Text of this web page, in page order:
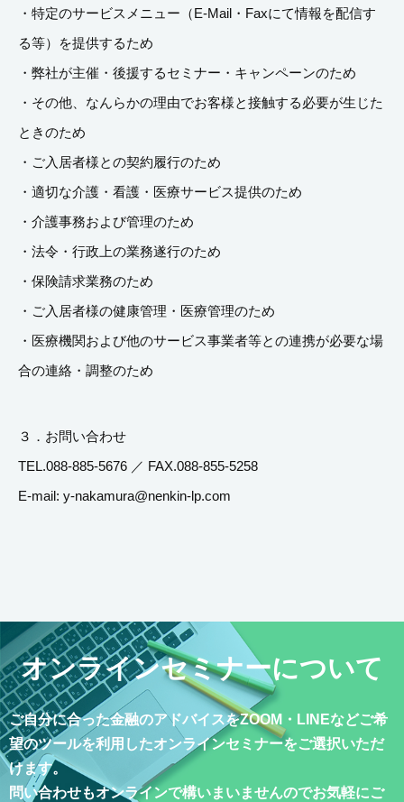
・特定のサービスメニュー（E-Mail・Faxにて情報を配信す
る等）を提供するため
・弊社が主催・後援するセミナー・キャンペーンのため
・その他、なんらかの理由でお客様と接触する必要が生じた
ときのため
・ご入居者様との契約履行のため
・適切な介護・看護・医療サービス提供のため
・介護事務および管理のため
・法令・行政上の業務遂行のため
・保険請求業務のため
・ご入居者様の健康管理・医療管理のため
・医療機関および他のサービス事業者等との連携が必要な場
合の連絡・調整のため
３．お問い合わせ
TEL.088-885-5676 ／ FAX.088-855-5258
E-mail: y-nakamura@nenkin-lp.com
オンラインセミナーについて
ご自分に合った金融のアドバイスをZOOM・LINEなどご希
望のツールを利用したオンラインセミナーをご選択いただ
けます。
問い合わせもオンラインで構いまいませんのでお気軽にご